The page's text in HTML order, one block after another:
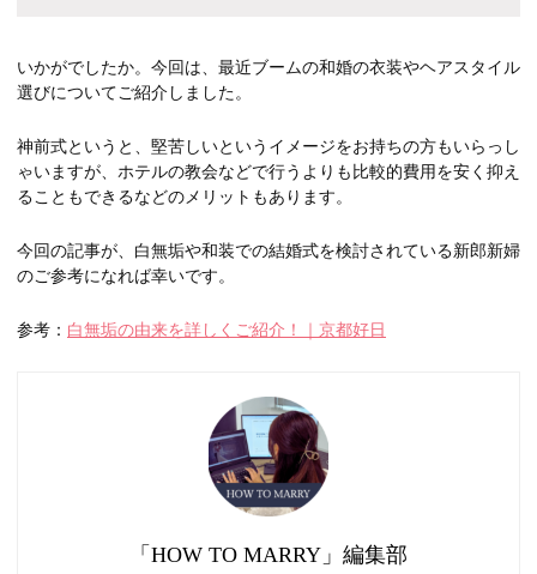
いかがでしたか。今回は、最近ブームの和婚の衣装やヘアスタイル
選びについてご紹介しました。
神前式というと、堅苦しいというイメージをお持ちの方もいらっし
ゃいますが、ホテルの教会などで行うよりも比較的費用を安く抑え
ることもできるなどのメリットもあります。
今回の記事が、白無垢や和装での結婚式を検討されている新郎新婦
のご参考になれば幸いです。
参考： 白無垢の由来を詳しくご紹介！｜京都好日
「HOW TO MARRY」編集部